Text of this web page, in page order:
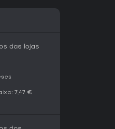
chefes que
uma
das lojas
7,47 €